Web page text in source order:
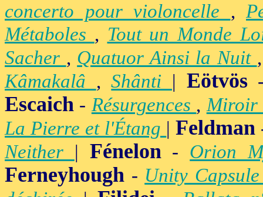
concerto pour violoncelle ,
Métaboles , Tout un Monde
Sacher , Quatuor Ainsi la Nuit
Kâmakalâ ,Shânti | Eötvös
Escaich - Résurgences ,Miroir
La Pierre et l'Étang |Feldman
Neither | Fénelon- Orion
Ferneyhough - Unity